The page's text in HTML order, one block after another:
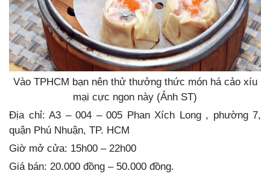
Vào TPHCM bạn nên thử thưởng thức món há cảo xíu
mại cực ngon này (Ảnh ST)
Địa chỉ: A3 – 004 – 005 Phan Xích Long , phường 7,
quận Phú Nhuận, TP. HCM
Giờ mở cửa: 15h00 – 22h00
Giá bán: 20.000 đồng – 50.000 đồng.